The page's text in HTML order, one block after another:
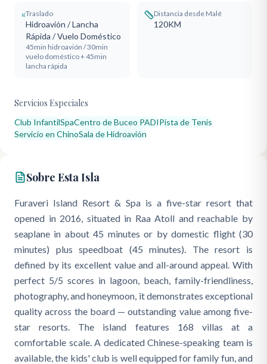
Traslado
Hidroavión / Lancha
Rápida / Vuelo Doméstico
45min hidroavión / 30min
vuelo doméstico + 45min
lancha rápida
Distancia desde Malé
120KM
Servicios Especiales
Club InfantilSpaCentro de Buceo PADIPista de Tenis
Servicio en ChinoSala de Hidroavión
Sobre Esta Isla
Furaveri Island Resort & Spa is a five-star resort that
opened in 2016, situated in Raa Atoll and reachable by
seaplane in about 45 minutes or by domestic flight (30
minutes) plus speedboat (45 minutes). The resort is
defined by its excellent value and all-around appeal. With
perfect 5/5 scores in lagoon, beach, family-friendliness,
photography, and honeymoon, it demonstrates exceptional
quality across the board — outstanding value among five-
star resorts. The island features 168 villas at a
comfortable scale. A dedicated Chinese-speaking team is
available, the kids' club is well equipped for family fun, and